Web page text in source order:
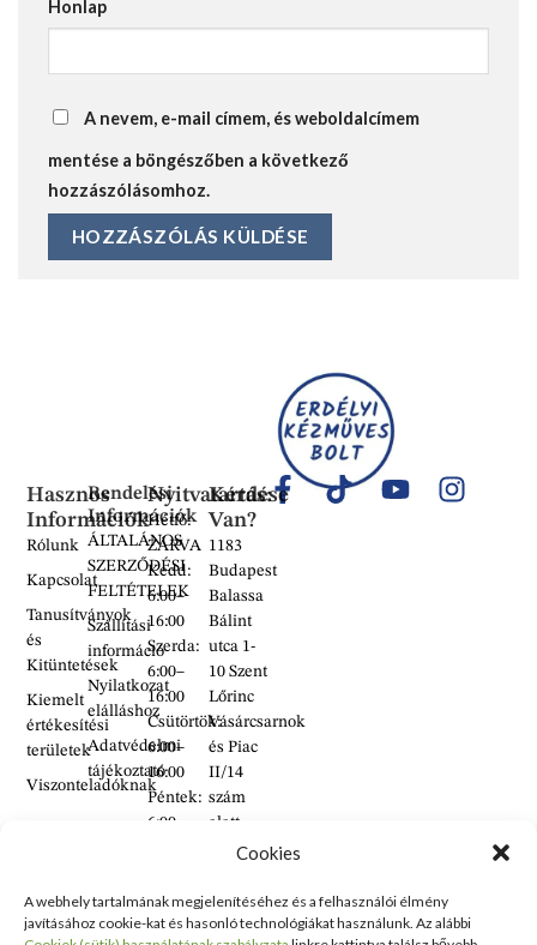
Cookies
A webhely tartalmának megjelenítéséhez és a felhasználói élmény
javításához cookie-kat és hasonló technológiákat használunk. Az alábbi
Honlap
A nevem, e-mail címem, és weboldalcímem
mentése a böngészőben a következő
hozzászólásomhoz.
Hasznos
Információk
Rólunk
Kapcsolat
Tanusítványok
és
Kitüntetések
Kiemelt
értékesítési
területek
Viszonteladóknak
Rendelési
Információk
ÁLTALÁNOS
SZERZŐDÉSI
FELTÉTELEK
Szállítási
információ
Nyilatkozat
elálláshoz
Adatvédelmi
tájékoztató
Kérdése
Van?
1183
Budapest
Balassa
Bálint
utca 1-
10 Szent
Lőrinc
Vásárcsarnok
és Piac
II/14
szám
alatt
található
+36 30
938
Nyitvatartás:
Hétfő:
ZÁRVA
Kedd:
6:00–
16:00
Szerda:
6:00–
16:00
Csütörtök:
6:00–
16:00
Péntek:
6:00–
6:00–
14:00